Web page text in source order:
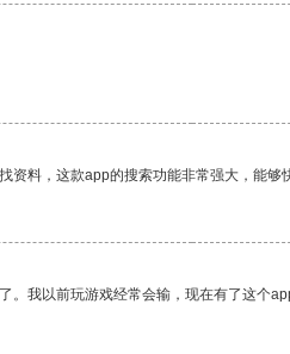
料，这款app的搜索功能非常强大，能够
我以前玩游戏经常会输，现在有了这个